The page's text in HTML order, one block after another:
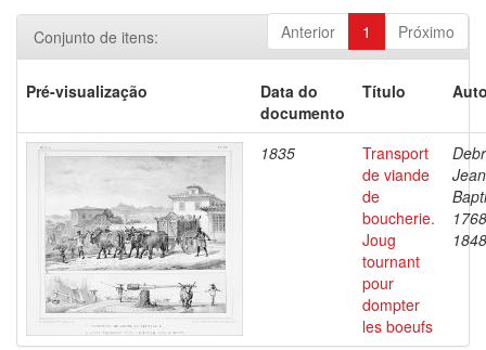
Anterior 1 Próximo
Conjunto de itens:
Pré-visualização
Data do
documento
Título
1835
Transport
de viande
de
boucherie.
Joug
tournant
pour
dompter
les boeufs
Jean
1848